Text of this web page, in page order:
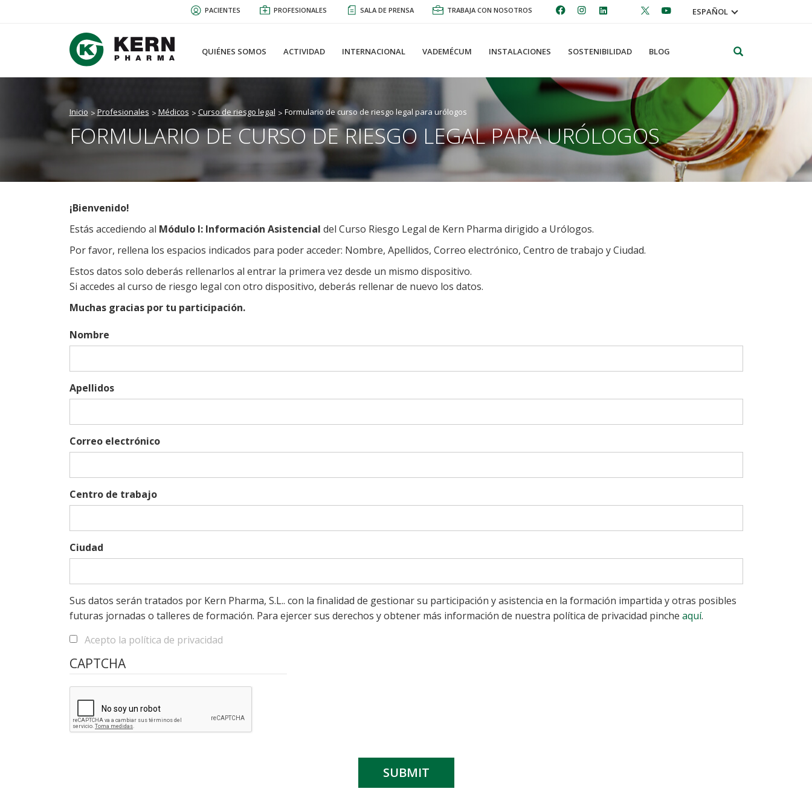
PACIENTES PROFESIONALES SALA DE PRENSA TRABAJA CON NOSOTROS ESPAÑOL
QUIÉNES SOMOS ACTIVIDAD INTERNACIONAL VADEMÉCUM INSTALACIONES SOSTENIBILIDAD BLOG
Inicio Profesionales Médicos Curso de riesgo legal Formulario de curso de riesgo legal para urólogos
FORMULARIO DE CURSO DE RIESGO LEGAL PARA URÓLOGOS
¡Bienvenido!
Estás accediendo al Módulo I: Información Asistencial del Curso Riesgo Legal de Kern Pharma dirigido a Urólogos.
Por favor, rellena los espacios indicados para poder acceder: Nombre, Apellidos, Correo electrónico, Centro de trabajo y Ciudad.
Estos datos solo deberás rellenarlos al entrar la primera vez desde un mismo dispositivo.
Si accedes al curso de riesgo legal con otro dispositivo, deberás rellenar de nuevo los datos.
Muchas gracias por tu participación.
Nombre
Apellidos
Correo electrónico
Centro de trabajo
Ciudad
Sus datos serán tratados por Kern Pharma, S.L.. con la finalidad de gestionar su participación y asistencia en la formación impartida y otras posibles
futuras jornadas o talleres de formación. Para ejercer sus derechos y obtener más información de nuestra política de privacidad pinche aquí.
Acepto la política de privacidad
CAPTCHA
SUBMIT